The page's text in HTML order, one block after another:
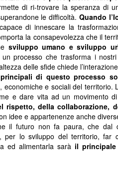
di ri-trovare la speranza di
le difficoltà. Quando
di innescare la
la consapevolezza che il
sviluppo umano e sviluppo
processo che trasforma i
delle sfide chiede
di questo processo
economiche e sociali del
e dare vita ad un movimento
rispetto, della collaborazione,
idee e appartenenze anche
il futuro non fa paura, che dal
per lo sviluppo del territorio, far
ed alimentarla sarà il